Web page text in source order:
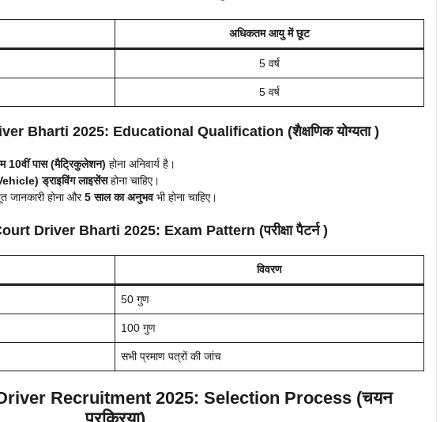
अधिकतम आयु में छूट
5 वर्ष
5 वर्ष
Bharti 2025: Educational Qualification (शैक्षणिक योग्यता )
10वीं पास (मैट्रिकुलेशन) होना अनिवार्य है।
ड्राइविंग लाइसेंसहोना चाहिए।
जानकारी होना और5 साल का अनुभवभी होना चाहिए।
Driver Bharti 2025: Exam Pattern (परीक्षा पैटर्न )
विवरण
50 गुण
100 गुण
सभी प्रमाण पत्रों की जांच
Recruitment 2025: Selection Process (चयन